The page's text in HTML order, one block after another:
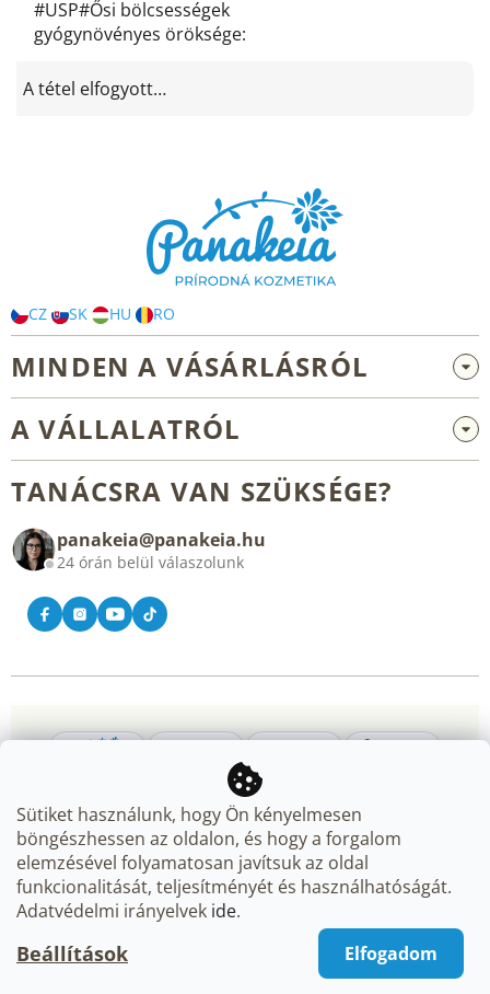
Sütiket használunk, hogy Ön kényelmesen
böngészhessen az oldalon, és hogy a forgalom
elemzésével folyamatosan javítsuk az oldal
funkcionalitását, teljesítményét és használhatóságát.
Adatvédelmi irányelvek ide.
Beállítások Elfogadom
#USP#Ősi bölcsességek
gyógynövényes öröksége:
A tétel elfogyott…
CZ SK HU RO
MINDEN A VÁSÁRLÁSRÓL
Nagykereskedelem és együttműködés
Általános üzleti feltételek
A VÁLLALATRÓL
Kapcsolat
TANÁCSRA VAN SZÜKSÉGE?
panakeia@panakeia.hu
24 órán belül válaszolunk
Shoptet Premium készítette
Copyright 2026Panakeia.hu. Minden jog fenntartva.
beállítások szerkesztése